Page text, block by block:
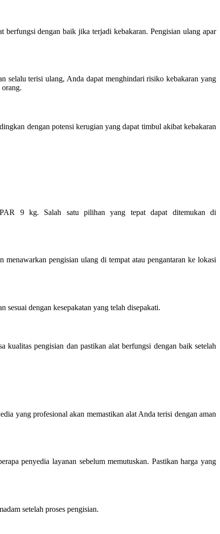
berfungsi dengan baik jika terjadi kebakaran. Pengisian ulang apar
selalu terisi ulang, Anda dapat menghindari risiko kebakaran yang
dengan potensi kerugian yang dapat timbul akibat kebakaran
9 kg. Salah satu pilihan yang tepat dapat ditemukan di
pengisian ulang di tempat atau pengantaran ke lokasi
dengan kesepakatan yang telah disepakati.
kualitas pengisian dan pastikan alat berfungsi dengan baik setelah
yang profesional akan memastikan alat Anda terisi dengan aman
penyedia layanan sebelum memutuskan. Pastikan harga yang
setelah proses pengisian.